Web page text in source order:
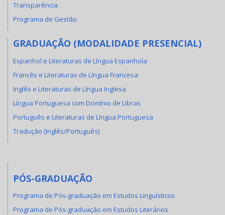
Transparência
Programa de Gestão
GRADUAÇÃO (MODALIDADE PRESENCIAL)
Espanhol e Literaturas de Língua Espanhola
Francês e Literaturas de Língua Francesa
Inglês e Literaturas de Língua Inglesa
Língua Portuguesa com Domínio de Libras
Português e Literaturas de Língua Portuguesa
Tradução (Inglês/Português)
PÓS-GRADUAÇÃO
Programa de Pós-graduação em Estudos Linguísticos
Programa de Pós-graduação em Estudos Literários